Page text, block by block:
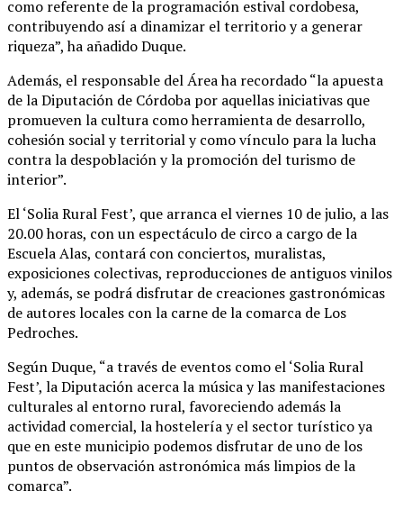
como referente de la programación estival cordobesa,
contribuyendo así a dinamizar el territorio y a generar
riqueza”, ha añadido Duque.
Además, el responsable del Área ha recordado “la apuesta
de la Diputación de Córdoba por aquellas iniciativas que
promueven la cultura como herramienta de desarrollo,
cohesión social y territorial y como vínculo para la lucha
contra la despoblación y la promoción del turismo de
interior”.
El ‘Solia Rural Fest’, que arranca el viernes 10 de julio, a las
20.00 horas, con un espectáculo de circo a cargo de la
Escuela Alas, contará con conciertos, muralistas,
exposiciones colectivas, reproducciones de antiguos vinilos
y, además, se podrá disfrutar de creaciones gastronómicas
de autores locales con la carne de la comarca de Los
Pedroches.
Según Duque, “a través de eventos como el ‘Solia Rural
Fest’, la Diputación acerca la música y las manifestaciones
culturales al entorno rural, favoreciendo además la
actividad comercial, la hostelería y el sector turístico ya
que en este municipio podemos disfrutar de uno de los
puntos de observación astronómica más limpios de la
comarca”.